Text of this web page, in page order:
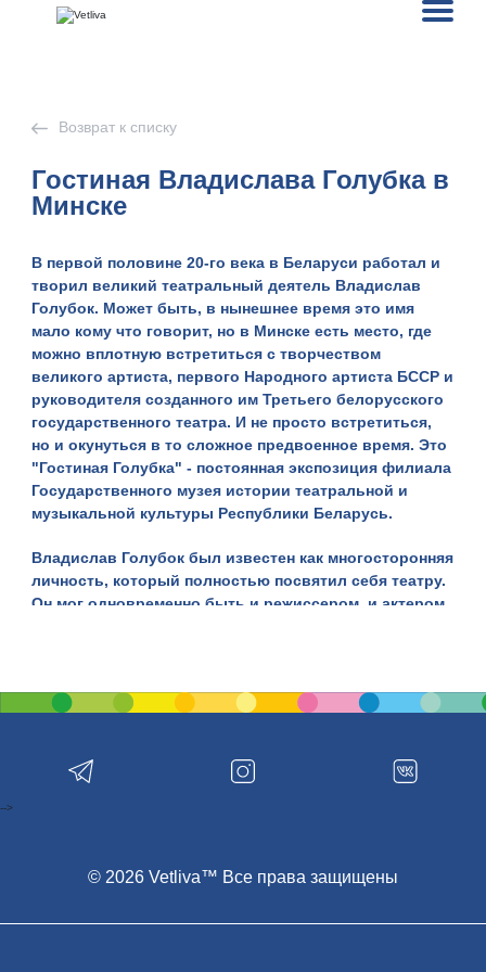
Возврат к списку
Гостиная Владислава Голубка в
Минске
В первой половине 20-го века в Беларуси работал и
творил великий театральный деятель Владислав
Голубок. Может быть, в нынешнее время это имя
мало кому что говорит, но в Минске есть место, где
можно вплотную встретиться с творчеством
великого артиста, первого Народного артиста БССР и
руководителя созданного им Третьего белорусского
государственного театра. И не просто встретиться,
но и окунуться в то сложное предвоенное время. Это
"Гостиная Голубка" - постоянная экспозиция филиала
Государственного музея истории театральной и
музыкальной культуры Республики Беларусь.
Владислав Голубок был известен как многосторонняя
личность, который полностью посвятил себя театру.
Он мог одновременно быть и режиссером, и актером,
Удивительно, но Владислав Голубок родился в
знаменательном 1882 году, когда родились Янка
деятельностью Владислав Голубок начал еще в 1906
году, и уже в 1920 году он открыл свой театр,
1937 году начались репрессии, то Владислав Голубок
том же году расстрелян. И только через 20 лет, в 1958
© 2026 Vetliva™ Все права защищены
-->